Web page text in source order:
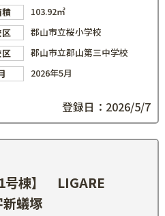
103.92㎡
郡山市立桜小学校
区
郡山市立郡山第三中学校
2026年5月
登録日：2026/5/7
号棟】 LIGARE
蟻塚